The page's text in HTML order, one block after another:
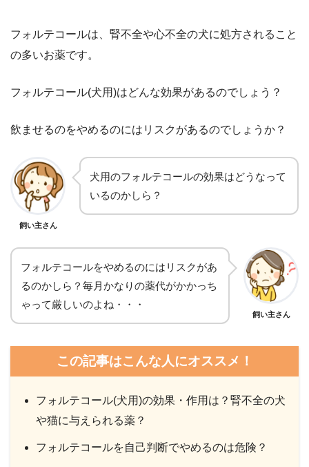
フォルテコールは、腎不全や心不全の犬に処方されること
の多いお薬です。
フォルテコール(犬用)はどんな効果があるのでしょう？
飲ませるのをやめるのにはリスクがあるのでしょうか？
飼い主さん
犬用のフォルテコールの効果はどうなって
いるのかしら？
フォルテコールをやめるのにはリスクがあ
るのかしら？毎月かなりの薬代がかかっち
ゃって厳しいのよね・・・
飼い主さん
この記事はこんな人にオススメ！
フォルテコール(犬用)の効果・作用は？腎不全の犬
や猫に与えられる薬？
フォルテコールを自己判断でやめるのは危険？